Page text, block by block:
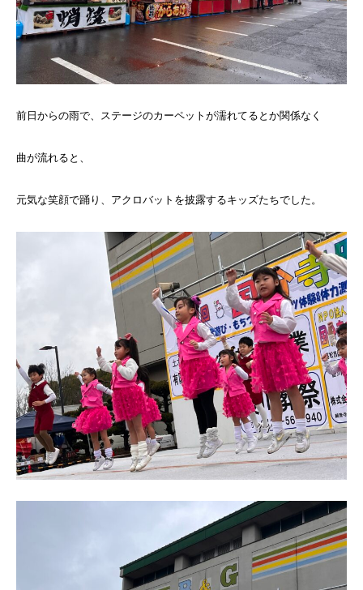
前日からの雨で、ステージのカーペットが濡れてるとか関係なく
曲が流れると、
元気な笑顔で踊り、アクロバットを披露するキッズたちでした。